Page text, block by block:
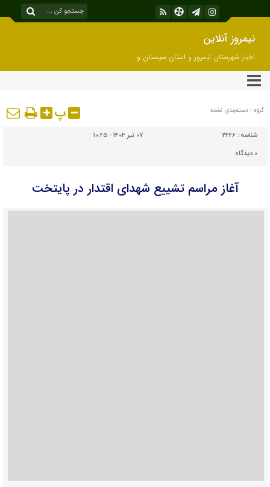
نیمروز آنلاین
اخبار شهرستان نیمروز و استان سیستان و
بلوچستان
گروه : دسته‌بندی نشده پ
شناسه : 3226
۰۷ تیر ۱۴۰۴ - ۱۰:۲۵
۰ دیدگاه
آغاز مراسم تشییع شهدای اقتدار در پایتخت